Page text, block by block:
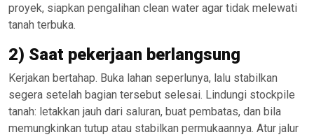
proyek, siapkan pengalihan clean water agar tidak melewati
tanah terbuka.
2) Saat pekerjaan berlangsung
Kerjakan bertahap. Buka lahan seperlunya, lalu stabilkan
segera setelah bagian tersebut selesai. Lindungi stockpile
tanah: letakkan jauh dari saluran, buat pembatas, dan bila
memungkinkan tutup atau stabilkan permukaannya. Atur jalur